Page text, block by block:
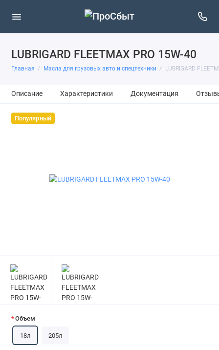
LUBRIGARD FLEETMAX PRO 15W-40
Главная Масла для грузовых авто и спецтехники LUBRIGARD
Описание Характеристики Документация
Популярный
Объем
18л 205л